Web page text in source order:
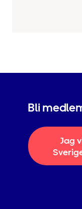
Bli
Jag